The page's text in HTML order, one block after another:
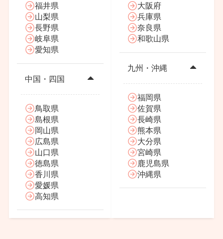
福井県
山梨県
長野県
岐阜県
愛知県
中国・四国
鳥取県
島根県
岡山県
広島県
山口県
徳島県
香川県
愛媛県
高知県
大阪府
兵庫県
奈良県
和歌山県
九州・沖縄
福岡県
佐賀県
長崎県
熊本県
大分県
宮崎県
鹿児島県
沖縄県